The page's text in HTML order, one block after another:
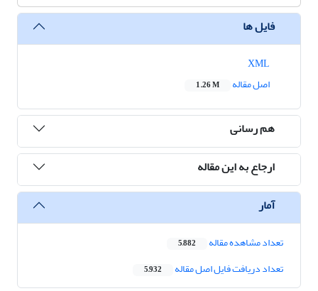
فایل ها
اصل مقاله
1.26 M
هم رسانی
ارجاع به این مقاله
آمار
تعداد مشاهده مقاله 5,882
تعداد دریافت فایل اصل مقاله 5,932